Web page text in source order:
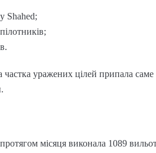
Shahed;
уражених цілей припала
місяця виконала 1089